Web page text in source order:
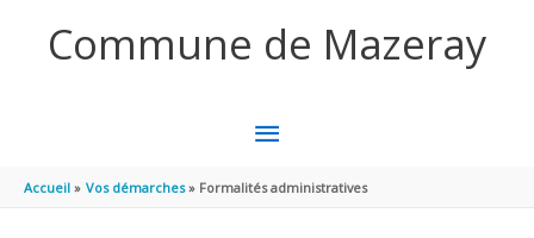
Commune de Mazeray
MENU
PRINCIPAL
Accueil Vos démarches Formalités administratives